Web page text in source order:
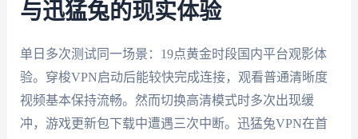
与迅猛兔的现实体验
单日多次测试同一场景：19点黄金时段国内平台观影体
验。穿梭VPN启动后能较快完成连接，观看普通清晰度
视频基本保持流畅。然而切换高清模式时多次出现缓
冲，游戏更新包下载中遭遇三次中断。迅猛兔VPN在首